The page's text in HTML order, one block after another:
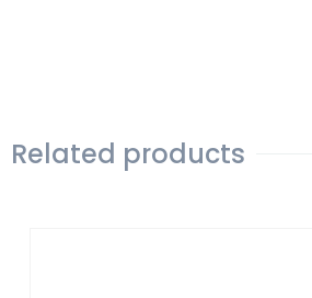
Related products